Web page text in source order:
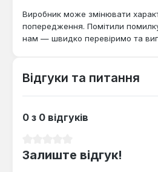
Виробник може змінювати
попередження. Помітили
нам — швидко перевіримо та
Відгуки та питання
0 з 0 відгуків
Залиште відгук!